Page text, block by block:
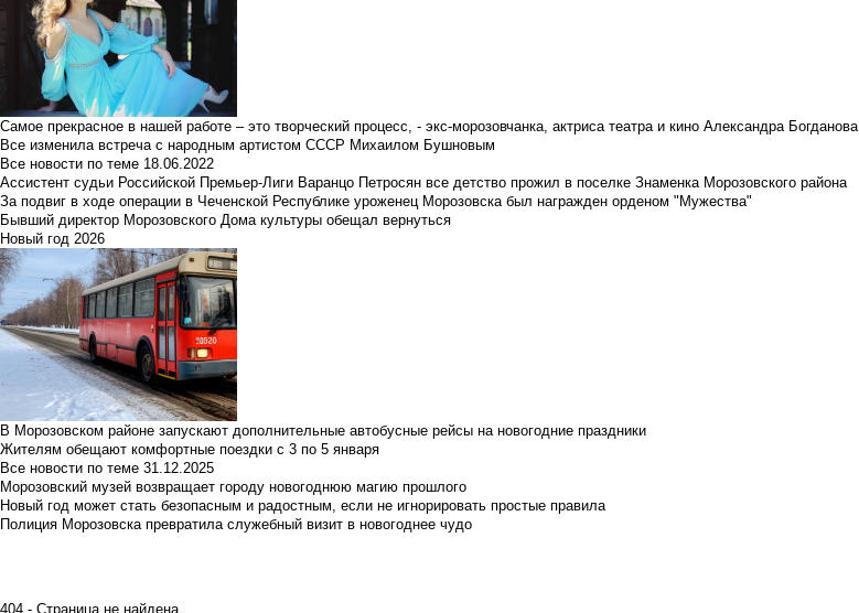
Самое прекрасное в нашей работе – это творческий процесс, - экс-морозовчанка, актриса театра и кино Александра Богданова
Все изменила встреча с народным артистом СССР Михаилом Бушновым
Все новости по теме 18.06.2022
Ассистент судьи Российской Премьер-Лиги Варанцо Петросян все детство прожил в поселке Знаменка Морозовского района
За подвиг в ходе операции в Чеченской Республике уроженец Морозовска был награжден орденом "Мужества"
Бывший директор Морозовского Дома культуры обещал вернуться
Новый год 2026
В Морозовском районе запускают дополнительные автобусные рейсы на новогодние праздники
Жителям обещают комфортные поездки с 3 по 5 января
Все новости по теме 31.12.2025
Морозовский музей возвращает городу новогоднюю магию прошлого
Новый год может стать безопасным и радостным, если не игнорировать простые правила
Полиция Морозовска превратила служебный визит в новогоднее чудо
404 - Страница не найдена